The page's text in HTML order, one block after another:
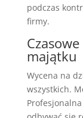
podczas
firmy.
majątku
Wycena na
wszystkich.
Profesjonalna